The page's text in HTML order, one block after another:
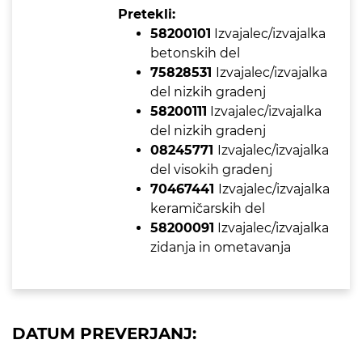
Pretekli:
58200101 Izvajalec/izvajalka
betonskih del
75828531 Izvajalec/izvajalka
del nizkih gradenj
58200111 Izvajalec/izvajalka
del nizkih gradenj
08245771 Izvajalec/izvajalka
del visokih gradenj
70467441 Izvajalec/izvajalka
keramičarskih del
58200091 Izvajalec/izvajalka
zidanja in ometavanja
DATUM PREVERJANJ: